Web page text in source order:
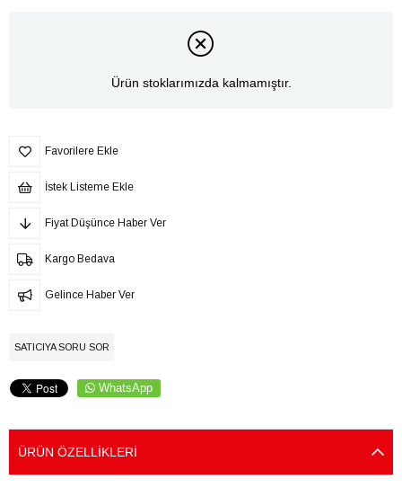
Ürün stoklarımızda kalmamıştır.
Favorilere Ekle
İstek Listeme Ekle
Fiyat Düşünce Haber Ver
Kargo Bedava
Gelince Haber Ver
SATICIYA SORU SOR
WhatsApp
ÜRÜN ÖZELLIKLERI